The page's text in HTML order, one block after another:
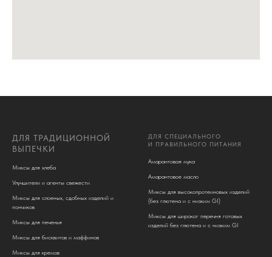
ДЛЯ ТРАДИЦИОННОЙ
ВЫПЕЧКИ
Миксы для хлеба
Улучшители и агенты свежести
Миксы для слоеных, сдобных изделий и
пончиков
Миксы для печенья
Миксы для бисквитов и маффинов
Миксы для кремов
ДЛЯ СПЕЦИАЛЬНОГО
И ПРАВИЛЬНОГО ПИТАНИЯ
Амарантовая мука
Амарантовое масло
Миксы для высокопротеиновых изделий
(без глютена и c низким GI)
Миксы для широког перечня готовых
изделий без глютена и с низким GI